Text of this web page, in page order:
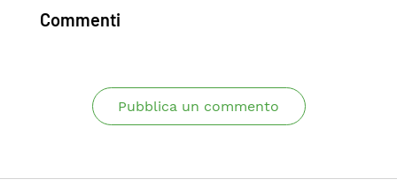
Commenti
Pubblica un commento